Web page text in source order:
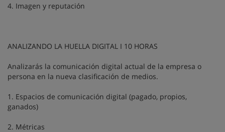
4. Imagen y reputación
ANALIZANDO LA HUELLA DIGITAL I 10 HORAS
Analizarás la comunicación digital actual de la empresa o
persona en la nueva clasificación de medios.
1. Espacios de comunicación digital (pagado, propios,
ganados)
2. Métricas